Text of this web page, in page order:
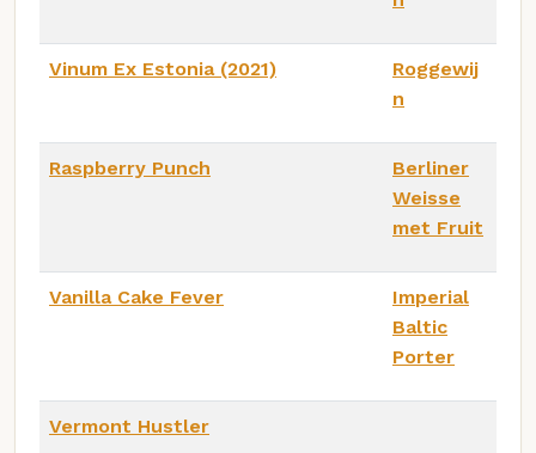
Vinum Ex Estonia (2021)
Roggewij
n
Raspberry Punch
Berliner
Weisse
met Fruit
Vanilla Cake Fever
Imperial
Baltic
Porter
Vermont Hustler